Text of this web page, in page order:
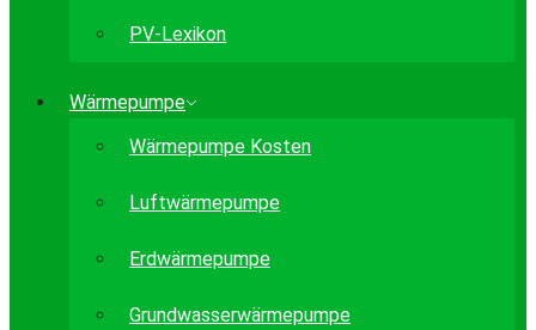
PV-Lexikon
Wärmepumpe
Wärmepumpe Kosten
Luftwärmepumpe
Erdwärmepumpe
Grundwasserwärmepumpe